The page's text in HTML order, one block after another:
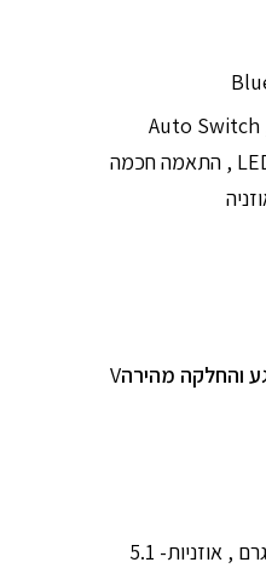
Auto Switch
Galaxy AI , תאורת LED , התאמה חכמה
והחלקה מהירהV
מארז – 44.3 גרם , אוזניות- 5.1